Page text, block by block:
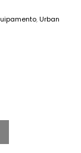
,Urban